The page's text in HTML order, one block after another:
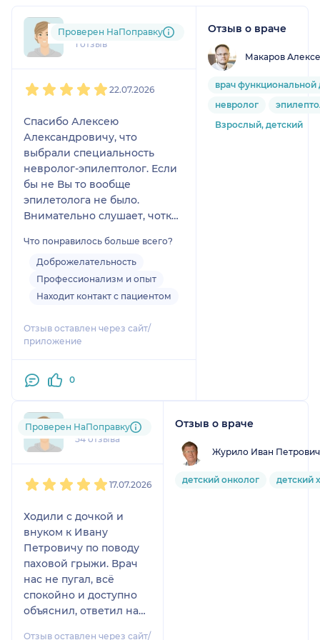
+7xxxxxxxx85
1 отзыв
Проверен НаПоправку
22.07.2026
Спасибо Алексею
Александровичу, что
выбрали специальность
невролог-эпилептолог. Если
бы не Вы то вообще
эпилетолога не было.
Внимательно слушает, чотко
не понятно, во время приёма
просто никаких лишних
движений не делает, даже
удивительно, полное
конечно, что очередь
приходится ждать так долго,
Иоану Кронштадскому,
массовое лечение проводить
Что понравилось больше всего?
Доброжелательность
Профессионализм и опыт
Находит контакт с пациентом
Отзыв оставлен через сайт/
приложение
0
Отзыв о враче
Макаров
врач функциональной
невролог
Взрослый, детский
+7xxxxxxxx16
54 отзыва
Проверен НаПоправку
17.07.2026
Ходили с дочкой и
внуком к Ивану
Петровичу по поводу
паховой грыжи. Врач
нас не пугал, всё
спокойно и доступно
объяснил, ответил на
Отзыв оставлен через сайт/
Отзыв о враче
Журило Иван Петрович
детский онколог детский